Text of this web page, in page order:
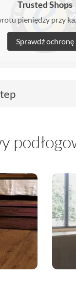
Trusted Shops
pieniędzy przy
Sprawdź ochronę